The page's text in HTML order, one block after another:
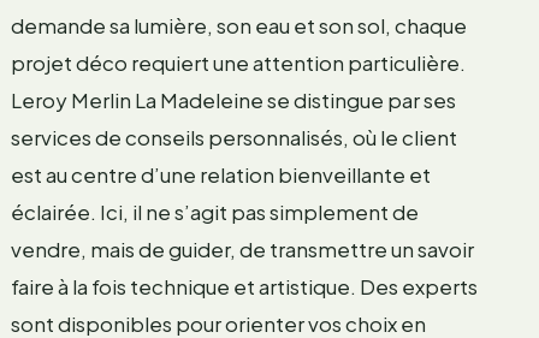
demande sa lumière, son eau et son sol, chaque
projet déco requiert une attention particulière.
Leroy Merlin La Madeleine se distingue par ses
services de conseils personnalisés, où le client
est au centre d’une relation bienveillante et
éclairée. Ici, il ne s’agit pas simplement de
vendre, mais de guider, de transmettre un savoir
faire à la fois technique et artistique. Des experts
sont disponibles pour orienter vos choix en